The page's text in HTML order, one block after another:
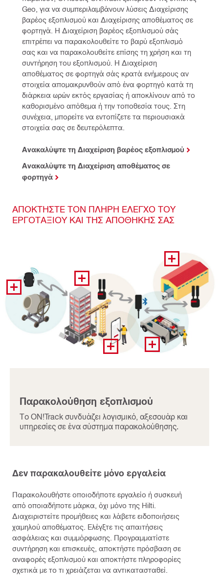
Geo, για να συμπεριλαμβάνουν λύσεις Διαχείρισης
βαρέος εξοπλισμού και Διαχείρισης αποθέματος σε
φορτηγά. Η Διαχείριση βαρέος εξοπλισμού σάς
επιτρέπει να παρακολουθείτε το βαρύ εξοπλισμό
σας και να παρακολουθείτε επίσης τη χρήση και τη
συντήρηση του εξοπλισμού. Η Διαχείριση
αποθέματος σε φορτηγά σάς κρατά ενήμερους αν
στοιχεία απομακρυνθούν από ένα φορτηγό κατά τη
διάρκεια ωρών εκτός εργασίας ή αποκλίνουν από το
καθορισμένο απόθεμα ή την τοποθεσία τους. Στη
συνέχεια, μπορείτε να εντοπίζετε τα περιουσιακά
στοιχεία σας σε δευτερόλεπτα.
Ανακαλύψτε τη Διαχείριση βαρέος εξοπλισμού
Ανακαλύψτε τη Διαχείριση αποθέματος σε
φορτηγά
ΑΠΟΚΤΗΣΤΕ ΤΟΝ ΠΛΗΡΗ ΕΛΕΓΧΟ ΤΟΥ
ΕΡΓΟΤΑΞΙΟΥ ΚΑΙ ΤΗΣ ΑΠΟΘΗΚΗΣ ΣΑΣ
Παρακολούθηση εξοπλισμού
Το ON!Track συνδυάζει λογισμικό, αξεσουάρ και
υπηρεσίες σε ένα σύστημα παρακολούθησης.
Δεν παρακαλουθείτε μόνο εργαλεία
Παρακολουθήστε οποιοδήποτε εργαλείο ή συσκευή
από οποιαδήποτε μάρκα, όχι μόνο της Hilti.
Διαχειριστείτε προμήθειες και λάβετε ειδοποιήσεις
χαμηλού αποθέματος. Ελέγξτε τις απαιτήσεις
ασφάλειας και συμμόρφωσης. Προγραμματίστε
συντήρηση και επισκευές, αποκτήστε πρόσβαση σε
αναφορές εξοπλισμού και αποκτήστε πληροφορίες
σχετικά με το τι χρειάζεται να αντικατασταθεί.